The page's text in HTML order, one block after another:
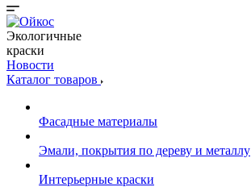
Экологичные
краски
Новости
Каталог товаров
Фасадные материалы
Эмали, покрытия по дереву и металлу
Интерьерные краски